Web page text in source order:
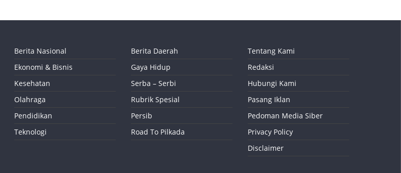
Berita Nasional
Ekonomi & Bisnis
Kesehatan
Olahraga
Pendidikan
Teknologi
Berita Daerah
Gaya Hidup
Serba – Serbi
Rubrik Spesial
Persib
Road To Pilkada
Tentang Kami
Redaksi
Hubungi Kami
Pasang Iklan
Pedoman Media Siber
Privacy Policy
Disclaimer